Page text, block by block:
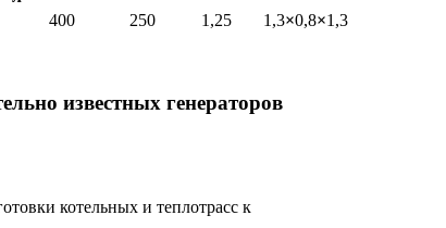
400 250 1,25 1,3×0,8×1,3
известных генераторов
котельных и теплотрасс к